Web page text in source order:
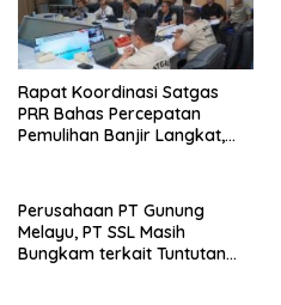
Rapat Koordinasi Satgas
PRR Bahas Percepatan
Pemulihan Banjir Langkat,
Perusahaan PT Gunung
Melayu, PT SSL Masih
Bungkam terkait Tuntutan